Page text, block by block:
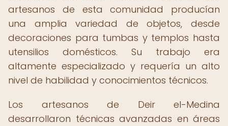
artesanos de esta comunidad producían
una amplia variedad de objetos, desde
decoraciones para tumbas y templos hasta
utensilios domésticos. Su trabajo era
altamente especializado y requería un alto
nivel de habilidad y conocimientos técnicos.
Los artesanos de Deir el-Medina
desarrollaron técnicas avanzadas en áreas